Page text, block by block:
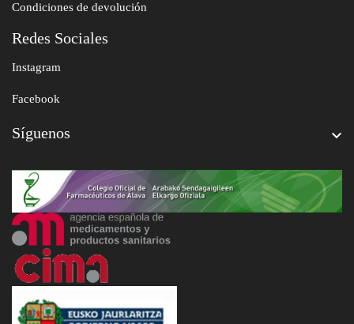
Condiciones de devolución
Redes Sociales
Instagram
Facebook
Síguenos 